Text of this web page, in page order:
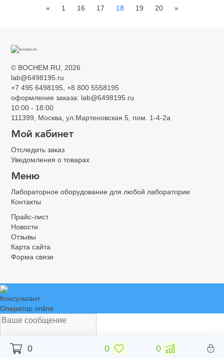
«Previous
1 16 17 18 19 20 »Next
© BOCHEM.RU , 2026
lab@6498195.ru
+7 495 6498195, +8 800 5558195
оформление заказа: lab@6498195.ru
10:00 - 18:00
111399, Москва, ул.Мартеновская 5, пом. 1-4-2а
Мой кабинет
Отследить заказ
Уведомления о товарах
Меню
Лабораторное оборудование для любой лаборатории
Контакты
Прайс-лист
Новости
Отзывы
Карта сайта
Форма связи
Консультант
Оператор online
0 0 0